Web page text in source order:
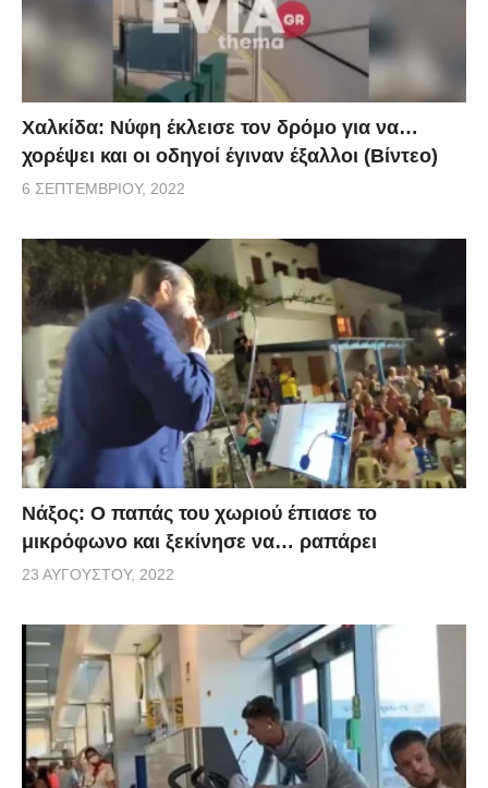
Χαλκίδα: Νύφη έκλεισε τον δρόμο για να…
χορέψει και οι οδηγοί έγιναν έξαλλοι (Βίντεο)
6 ΣΕΠΤΕΜΒΡΊΟΥ, 2022
Νάξος: Ο παπάς του χωριού έπιασε το
μικρόφωνο και ξεκίνησε να… ραπάρει
23 ΑΥΓΟΎΣΤΟΥ, 2022